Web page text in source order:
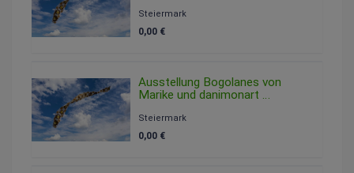
Steiermark
0,00 €
Ausstellung Bogolanes von
Marike und danimonart
Steiermark
0,00 €